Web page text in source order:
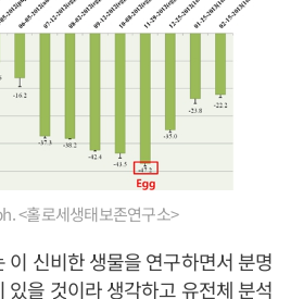
<홀로세생태보존연구소>
이 신비한 생물을 연구하면서 분명
있을 것이라 생각하고 유전체 분석